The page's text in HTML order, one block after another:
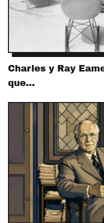
Charles y Ray
que…